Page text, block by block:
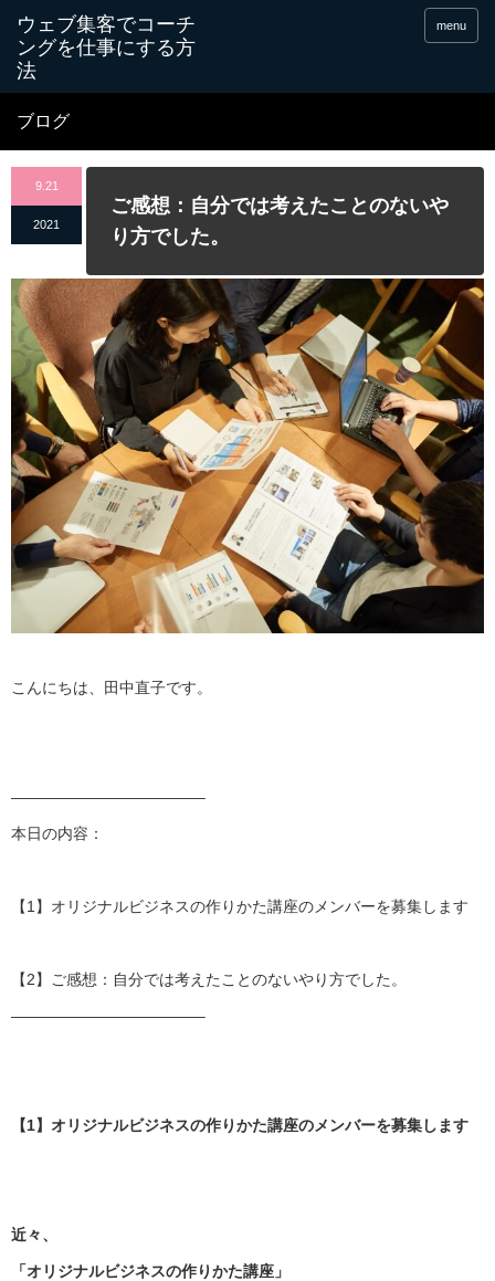
menu
ブログ
9.21
2021
ご感想：自分では考えたことのないや
り方でした。
こんにちは、田中直子です。
————————————–
本日の内容：
【1】オリジナルビジネスの作りかた講座のメンバーを募集します
【2】ご感想：自分では考えたことのないやり方でした。
————————————–
【1】オリジナルビジネスの作りかた講座のメンバーを募集します
近々、
「オリジナルビジネスの作りかた講座」